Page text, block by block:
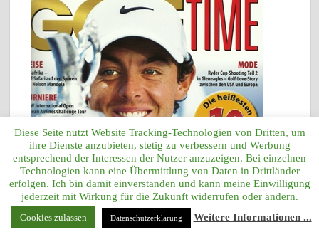
Diese Seite nutzt Website Tracking-Technologien von Dritten, um
ihre Dienste anzubieten, stetig zu verbessern und Werbung
entsprechend der Interessen der Nutzer anzuzeigen. Bei einzelnen
Technologien kann eine Übermittlung von Daten in Drittländer
erfolgen. Ich bin damit einverstanden und kann meine Einwilligung
jederzeit mit Wirkung für die Zukunft widerrufen oder ändern.
Cookies zulassen Datenschutzerklärung Weitere Informationen ...